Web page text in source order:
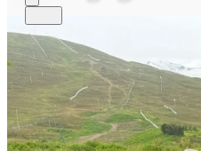
460 4980